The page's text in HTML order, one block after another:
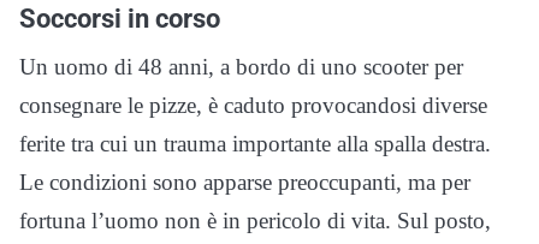
Soccorsi in corso
Un uomo di 48 anni, a bordo di uno scooter per
consegnare le pizze, è caduto provocandosi diverse
ferite tra cui un trauma importante alla spalla destra.
Le condizioni sono apparse preoccupanti, ma per
fortuna l’uomo non è in pericolo di vita. Sul posto,